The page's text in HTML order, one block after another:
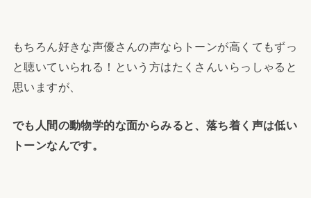
もちろん好きな声優さんの声ならトーンが高くてもずっ
と聴いていられる！という方はたくさんいらっしゃると
思いますが、
でも人間の動物学的な面からみると、落ち着く声は低い
トーンなんです。